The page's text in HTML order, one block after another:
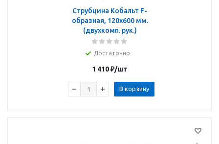
Струбцина Кобальт F-
образная, 120x600 мм.
(двухкомп. рук.)
Достаточно
1 410₽/шт
В корзину